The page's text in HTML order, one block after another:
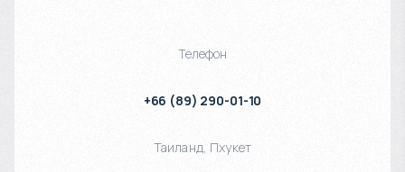
Телефон
+66 (89) 290-01-10
Таиланд, Пхукет